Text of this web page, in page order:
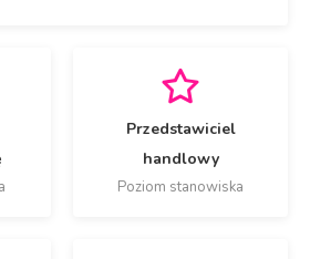
Przedstawiciel
handlowy
Poziom stanowiska